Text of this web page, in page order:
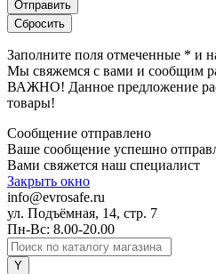
Заполните поля отмеченные * и
Мы свяжемся с вами и сообщим
ВАЖНО! Данное предложение
товары!
Сообщение отправлено
Ваше сообщение успешно
Вами свяжется наш специалист
Закрыть окно
info@evrosafe.ru
ул. Подъёмная, 14, стр. 7
Пн-Вс: 8.00-20.00